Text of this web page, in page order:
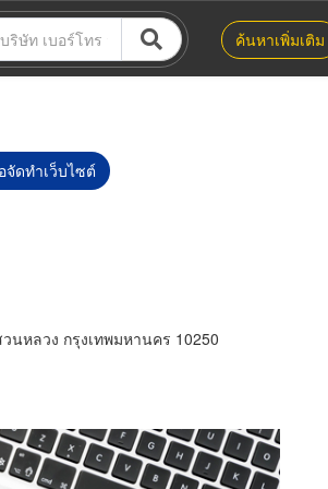
ค้นหาเพิ่มเติม
ดทำเว็บไซต์
นหลวง กรุงเทพมหานคร 10250